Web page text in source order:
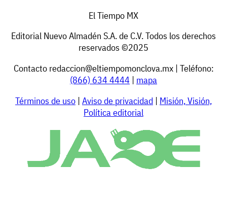
El Tiempo MX
Editorial Nuevo Almadén S.A. de C.V. Todos los derechos
reservados ©2025
Contacto redaccion@eltiempomonclova.mx| Teléfono:
(866) 634 4444 | mapa
Términos de uso | Aviso de privacidad | Misión, Visión,
Política editorial